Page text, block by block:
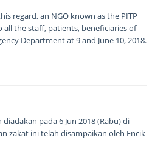
regard, an NGO known as the PITP
all the staff, patients, beneficiaries of
Department at 9 and June 10, 2018.
pada 6 Jun 2018 (Rabu) di
zakat ini telah disampaikan oleh Encik